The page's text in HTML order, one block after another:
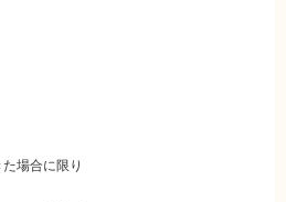
場合に限り